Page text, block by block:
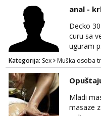
anal -
Decko
curu sa
uguram
parovi i
kakva
dolaze u
Kategorija: Sex Muška osoba
Mladi
masaze